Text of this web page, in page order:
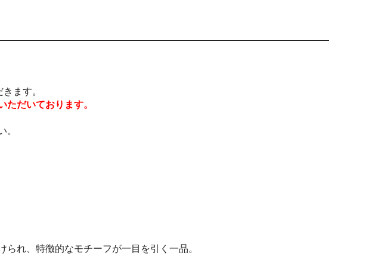
ます。
だいております。
れ、特徴的なモチーフが一目を引く一品。